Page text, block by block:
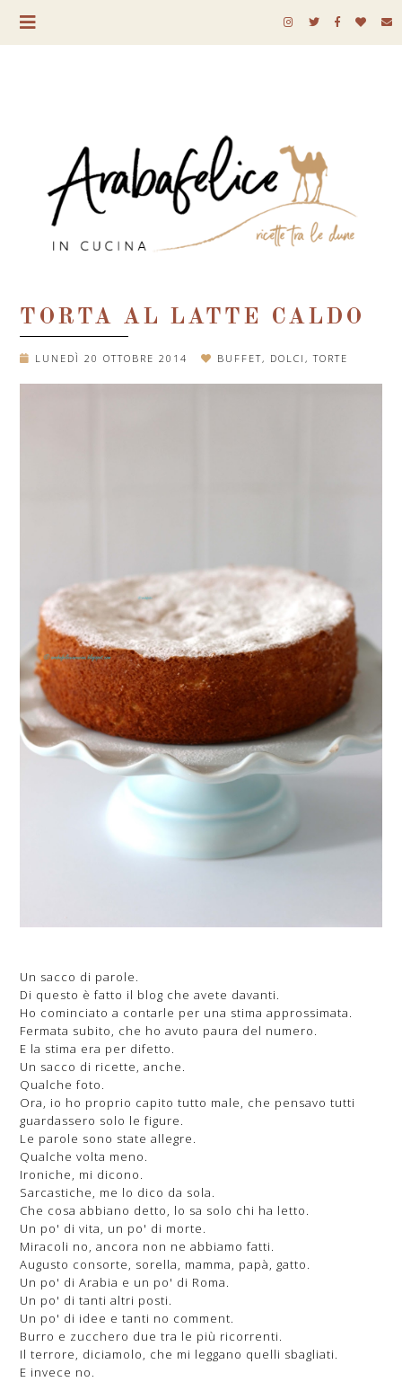
TORTA AL LATTE CALDO
LUNEDÌ 20 OTTOBRE 2014 BUFFET, DOLCI, TORTE
Un sacco di parole.
Di questo è fatto il blog che avete davanti.
Ho cominciato a contarle per una stima approssimata.
Fermata subito, che ho avuto paura del numero.
E la stima era per difetto.
Un sacco di ricette, anche.
Qualche foto.
Ora, io ho proprio capito tutto male, che pensavo tutti
guardassero solo le figure.
Le parole sono state allegre.
Qualche volta meno.
Ironiche, mi dicono.
Sarcastiche, me lo dico da sola.
Che cosa abbiano detto, lo sa solo chi ha letto.
Un po' di vita, un po' di morte.
Miracoli no, ancora non ne abbiamo fatti.
Augusto consorte, sorella, mamma, papà, gatto.
Un po' di Arabia e un po' di Roma.
Un po' di tanti altri posti.
Un po' di idee e tanti no comment.
Burro e zucchero due tra le più ricorrenti.
Il terrore, diciamolo, che mi leggano quelli sbagliati.
E invece no.